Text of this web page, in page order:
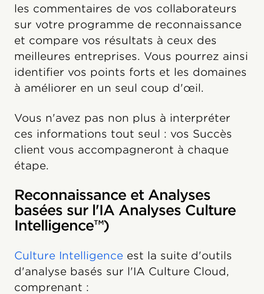
les commentaires de vos collaborateurs
sur votre programme de reconnaissance
et compare vos résultats à ceux des
meilleures entreprises. Vous pourrez ainsi
identifier vos points forts et les domaines
à améliorer en un seul coup d'œil.
Vous n'avez pas non plus à interpréter
ces informations tout seul : vos Succès
client vous accompagneront à chaque
étape.
Reconnaissance et Analyses
basées sur l'IA Analyses Culture
Intelligence™)
Culture Intelligence est la suite d'outils
d'analyse basés sur l'IA Culture Cloud,
comprenant :